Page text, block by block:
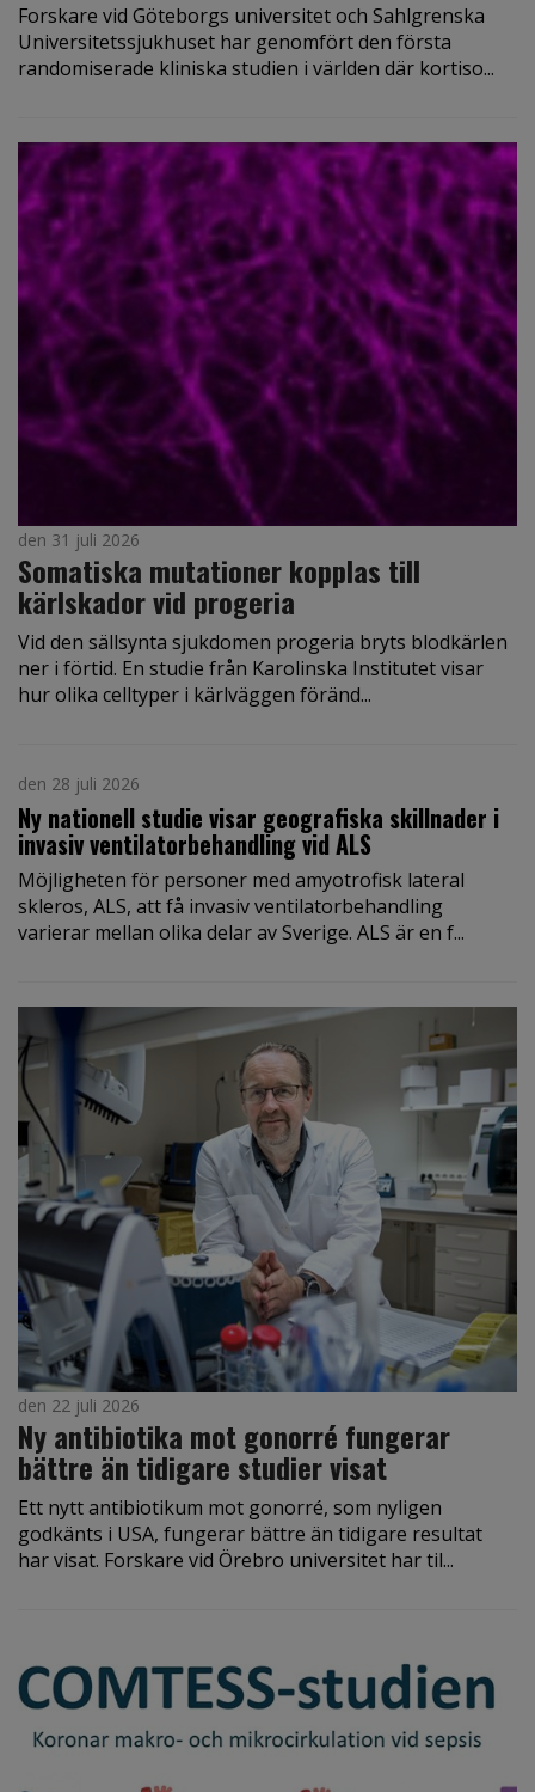
Forskare vid Göteborgs universitet och Sahlgrenska
Universitetssjukhuset har genomfört den första
randomiserade kliniska studien i världen där kortiso...
den 31 juli 2026
Somatiska mutationer kopplas till
kärlskador vid progeria
Vid den sällsynta sjukdomen progeria bryts blodkärlen
ner i förtid. En studie från Karolinska Institutet visar
hur olika celltyper i kärlväggen föränd...
den 28 juli 2026
Ny nationell studie visar geografiska skillnader i
invasiv ventilatorbehandling vid ALS
Möjligheten för personer med amyotrofisk lateral
skleros, ALS, att få invasiv ventilatorbehandling
varierar mellan olika delar av Sverige. ALS är en f...
den 22 juli 2026
Ny antibiotika mot gonorré fungerar
bättre än tidigare studier visat
Ett nytt antibiotikum mot gonorré, som nyligen
godkänts i USA, fungerar bättre än tidigare resultat
har visat. Forskare vid Örebro universitet har til...